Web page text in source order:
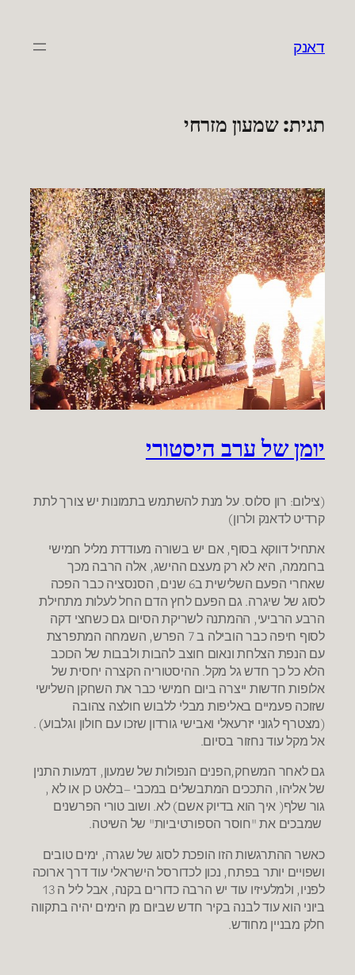
דאנק
תגית:שמעון מזרחי
יומן של ערב היסטורי
(צילום: רון סלוס. על מנת להשתמש בתמונות יש צורך לתת
קרדיט לדאנק ולרון)
אתחיל דווקא בסוף, אם יש בשורה מעודדת מליל חמישי
ברוממה, היא לא רק מעצם ההישג, אלה הרבה מכך
שאחרי הפעם השלישית ב6 שנים, הסנסציה כבר הפכה
לסוג של שיגרה. גם הפעם לחץ הדם החל לעלות מתחילת
הרבע הרביעי, ההמתנה לשריקת הסיום גם כשחצי דקה
לסוף חיפה כבר הובילה ב 7 הפרש, השמחה המתפרצת
עם הנפת הצלחת ונאום חוצב להבות ולבבות של הכוכב
הלא כל כך חדש גל מקל. ההיסטוריה הקצרה יחסית של
אלופות חדשות ייצרה ביום חמישי כבר את השחקן השלישי
שזוכה פעמיים באליפות מבלי ללבוש חולצה צהובה
(מצטרף לגוני יזרעאלי ואבישי גורדון שזכו עם חולון וגלבוע) .
אל מקל עוד נחזור בסיום.
גם לאחר המשחק,הפנים הנפולות של שמעון, דמעות התנין
של אליהו, התככים המתבשלים במכבי –בלאט כן או לא ,
גור שלף( איך הוא בדיוק אשם) לא. ושוב טורי הפרשנים
שמבכים את "חוסר הספורטיביות" של השיטה.
כאשר ההתרגשות הזו הופכת לסוג של שגרה, ימים טובים
ושפויים יותר בפתח, נכון לכדורסל הישראלי עוד דרך ארוכה
לפניו, ולמלעיזיו עוד יש הרבה כדורים בקנה, אבל ליל ה 13
ביוני הוא עוד לבנה בקיר חדש שביום מן הימים יהיה בתקווה
חלק מבניין מחודש.